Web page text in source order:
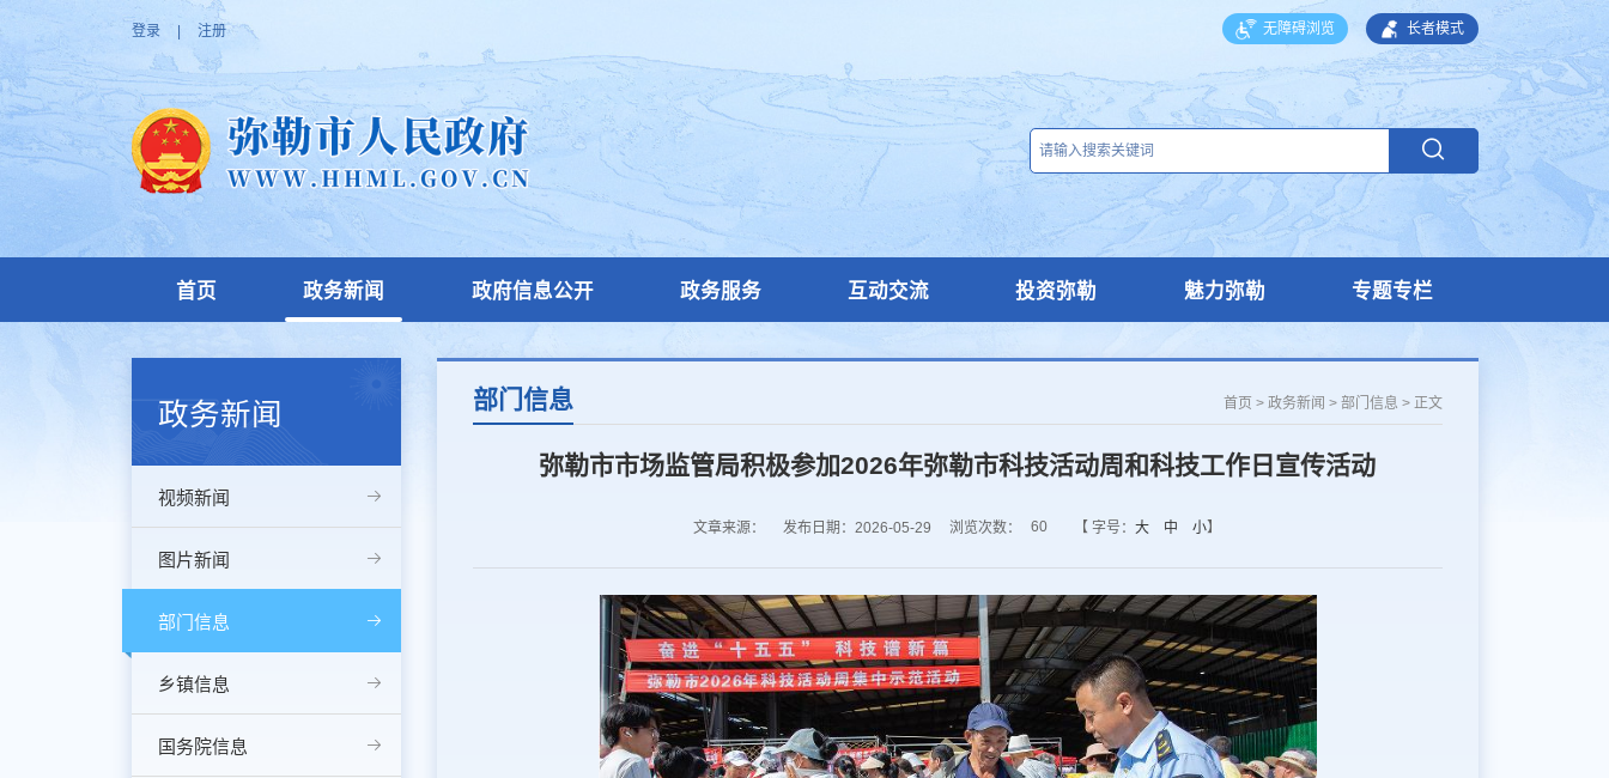
登录 | 注册 无障碍浏览 长者模式
首页 政务新闻 政府信息公开 政务服务 互动交流 投资弥勒 魅力弥勒 专题专栏
政务新闻
视频新闻
图片新闻
部门信息
乡镇信息
国务院信息
部门信息 首页 > 政务新闻 > 部门信息 > 正文
弥勒市市场监管局积极参加2026年弥勒市科技活动周和科技工作日宣传活动
文章来源： 发布日期：2026-05-29 浏览次数： 60 【 字号： 大 中 小】